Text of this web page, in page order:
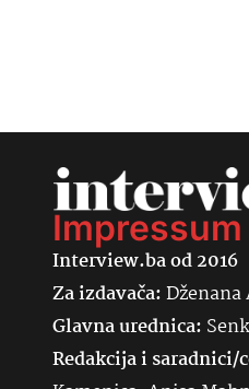
Impressum
Interview.ba od 2016
Za izdavača:Dženana
Glavna urednica:
Redakcija i saradnici/